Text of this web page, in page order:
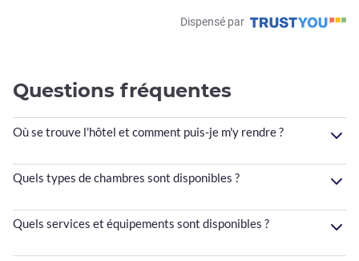
Dispensé par
Questions fréquentes
Où se trouve l'hôtel et comment puis-je m'y rendre ?
Quels types de chambres sont disponibles ?
Quels services et équipements sont disponibles ?